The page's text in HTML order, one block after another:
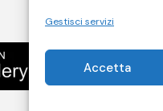
Gestisci servizi
Accetta